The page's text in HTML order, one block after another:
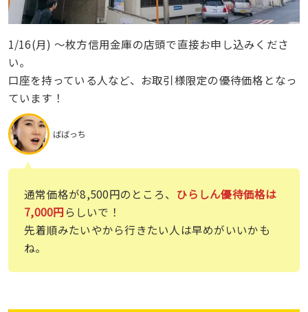
1/16(月) 〜枚方信用金庫の店頭で直接お申し込みくださ
い。
口座を持っている人など、お取引様限定の優待価格となっ
ています！
ばばっち
通常価格が8,500円のところ、 ひらしん優待価格は
7,000円 らしいで！
先着順みたいやから行きたい人は早めがいいかも
ね。